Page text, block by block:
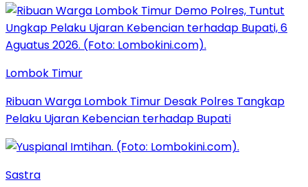
Lombok Timur
Ribuan Warga Lombok Timur Desak Polres Tangkap
Pelaku Ujaran Kebencian terhadap Bupati
Sastra